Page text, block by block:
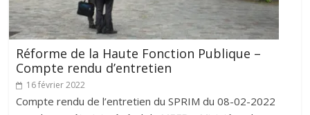
Réforme de la Haute Fonction Publique –
Compte rendu d’entretien
16 février 2022
Compte rendu de l’entretien du SPRIM du 08-02-2022